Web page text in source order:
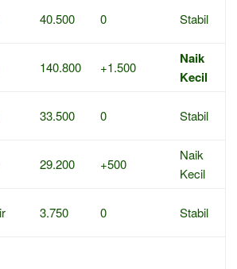
40.500 0 Stabil
140.800 +1.500
Naik
Kecil
33.500 0 Stabil
29.200 +500
Naik
Kecil
3.750 0 Stabil